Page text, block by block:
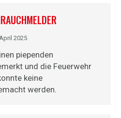
2025
piependen
und die Feuerwehr
keine
werden.